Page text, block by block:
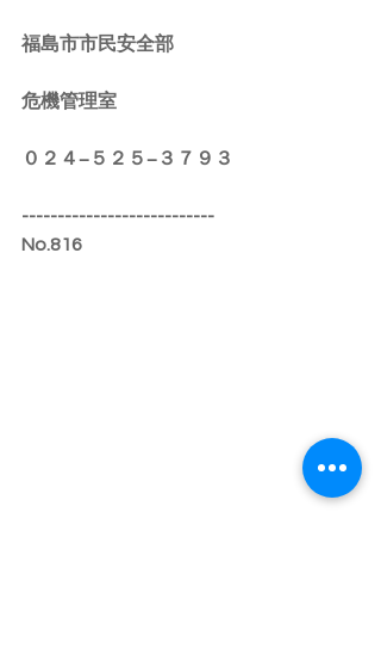
福島市市民安全部
危機管理室
０２４−５２５−３７９３
---------------------------
No.816